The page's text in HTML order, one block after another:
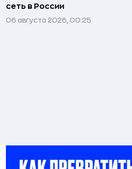
сеть в России
06 августа 2026, 00:25